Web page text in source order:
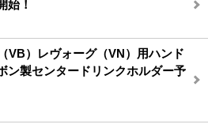
始！
VB）レヴォーグ（VN）用ハンド
ン製センタードリンクホルダー予